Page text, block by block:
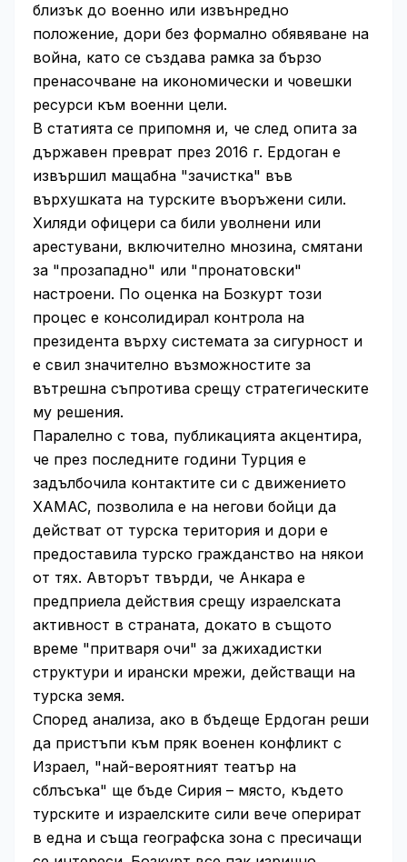
близък до военно или извънредно
положение, дори без формално обявяване на
война, като се създава рамка за бързо
пренасочване на икономически и човешки
ресурси към военни цели.
В статията се припомня и, че след опита за
държавен преврат през 2016 г. Ердоган е
извършил мащабна "зачистка" във
върхушката на турските въоръжени сили.
Хиляди офицери са били уволнени или
арестувани, включително мнозина, смятани
за "прозападно" или "пронатовски"
настроени. По оценка на Бозкурт този
процес е консолидирал контрола на
президента върху системата за сигурност и
е свил значително възможностите за
вътрешна съпротива срещу стратегическите
му решения.
Паралелно с това, публикацията акцентира,
че през последните години Турция е
задълбочила контактите си с движението
ХАМАС, позволила е на негови бойци да
действат от турска територия и дори е
предоставила турско гражданство на някои
от тях. Авторът твърди, че Анкара е
предприела действия срещу израелската
активност в страната, докато в същото
време "притваря очи" за джихадистки
структури и ирански мрежи, действащи на
турска земя.
Според анализа, ако в бъдеще Ердоган реши
да пристъпи към пряк военен конфликт с
Израел, "най-вероятният театър на
сблъсъка" ще бъде Сирия – място, където
турските и израелските сили вече оперират
в една и съща географска зона с пресичащи